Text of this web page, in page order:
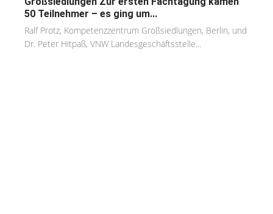
50 Teilnehmer – es ging um...
Ralf Protz, Kompetenzzentrum Großsiedlungen, Berlin, und
Dr. Peter Hitpaß, VNW Landesgeschäftsstelle...